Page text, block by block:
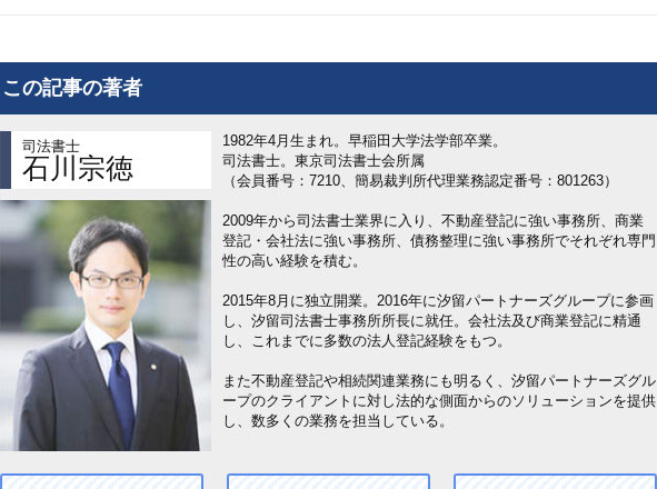
この記事の著者
司法書士
石川宗徳
1982年4月生まれ。早稲田大学法学部卒業。
司法書士。東京司法書士会所属
（会員番号：7210、簡易裁判所代理業務認定番号：801263）
2009年から司法書士業界に入り、不動産登記に強い事務所、商業
登記・会社法に強い事務所、債務整理に強い事務所でそれぞれ専門
性の高い経験を積む。
2015年8月に独立開業。2016年に汐留パートナーズグループに参画
し、汐留司法書士事務所所長に就任。会社法及び商業登記に精通
し、これまでに多数の法人登記経験をもつ。
また不動産登記や相続関連業務にも明るく、汐留パートナーズグル
ープのクライアントに対し法的な側面からのソリューションを提供
し、数多くの業務を担当している。